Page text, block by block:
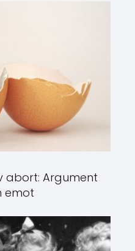
abort: Argument
emot